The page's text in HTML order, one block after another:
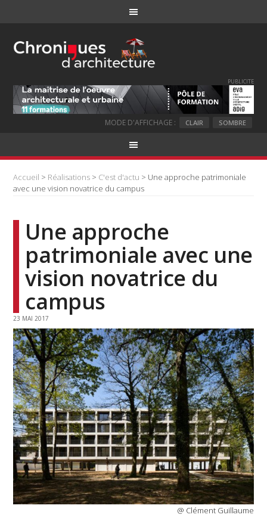
PUBLICITE
MODE D'AFFICHAGE : CLAIR SOMBRE
Accueil > Réalisations > C'est d'actu > Une approche patrimoniale
avec une vision novatrice du campus
Une approche
patrimoniale avec une
vision novatrice du
campus
23 MAI 2017
@ Clément Guillaume